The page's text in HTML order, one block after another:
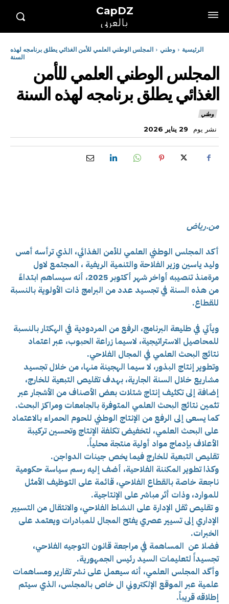
CapDZ
بالعربي
الرئيسية وطني
المجلس الوطني العلمي للأمن الغذائي يطلق برنامجه لهذه
السنة
المجلس الوطني العلمي للأمن
الغذائي يطلق برنامجه لهذه السنة
وطني
نشر يوم 29 يناير 2026
من.رياض
أكد المجلس الوطني العلمي للأمن الغذائي، الذي ترأسه أمس
وليد ياسين وزير الفلاحة والتنمية الريفية ، المجتمع لاول
مرةمنذ تنصيبه أواخر شهر أكتوبر 2025، أنه سيساهم ابتداءً
من هذه السنة في تجسيد عدد من البرامج ذات الأولوية بالنسبة
للقطاع.
ويأتي في طليعة البرنامج، الرفع من المردودية في الهكتار بالنسبة
للمحاصيل الاستراتيجية، لاسيما زراعة الحبوب، عبر اعتماد
نتائج البحث العلمي في المجال الفلاحي.
وتطوير إنتاج البذور، لا سيما الهجينة منها، من خلال تجسيد
مشاريع خلال السنة الجارية، بهدف تقليص التبعية للخارج،
إضافة إلى تكثيف إنتاج شتلات بعض الأصناف من الأشجار عبر
تثمين نتائج البحث العلمي المتوفرة بالجامعات ومراكز البحث.
كما يسعى إلى الرفع من الإنتاج الوطني للحوم الحمراء بالاعتماد
على البحث العلمي، لتخفيض تكلفة الإنتاج وتحسين تركيبة
الأعلاف بإدماج مواد أولية منتجة محلياً.
تقليص التبعية للخارج فيما يخص جينات الدواجن.
وكذا تطوير المكننة الفلاحية، أضف إليهرسم سياسة حكومية
ناجعة خاصة بالقطاع الفلاحي، قائمة على التوظيف الأمثل
للموارد، وذات أثر مباشر على الإنتاجية.
و تقليص ثقل الإدارة على النشاط الفلاحي، والانتقال من التسيير
الإداري إلى تسيير عصري يفتح المجال للمبادرات ويعتمد على
الخبرات.
فضلا عن المساهمة في مراجعة قانون التوجيه الفلاحي،
تجسيداً لتعليمات السيد رئيس الجمهورية.
وأگد المجلس العلمي، أنه سيعمل على نشر تقارير ومساهمات
علمية عبر الموقع الإلكتروني ال خاص بالمجلس، الذي سيتم
إطلاقه قريباً.